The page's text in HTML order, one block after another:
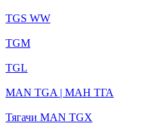
TGS WW
TGM
TGL
MAN TGA | МАН ТГА
Тягачи MAN TGX